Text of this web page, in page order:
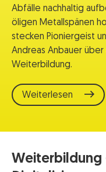
Abfälle nachhaltig
öligen Metallspänen
stecken Pioniergeist
Andreas Anbauer
Weiterbildung.
Weiterlesen
Weiterbildung